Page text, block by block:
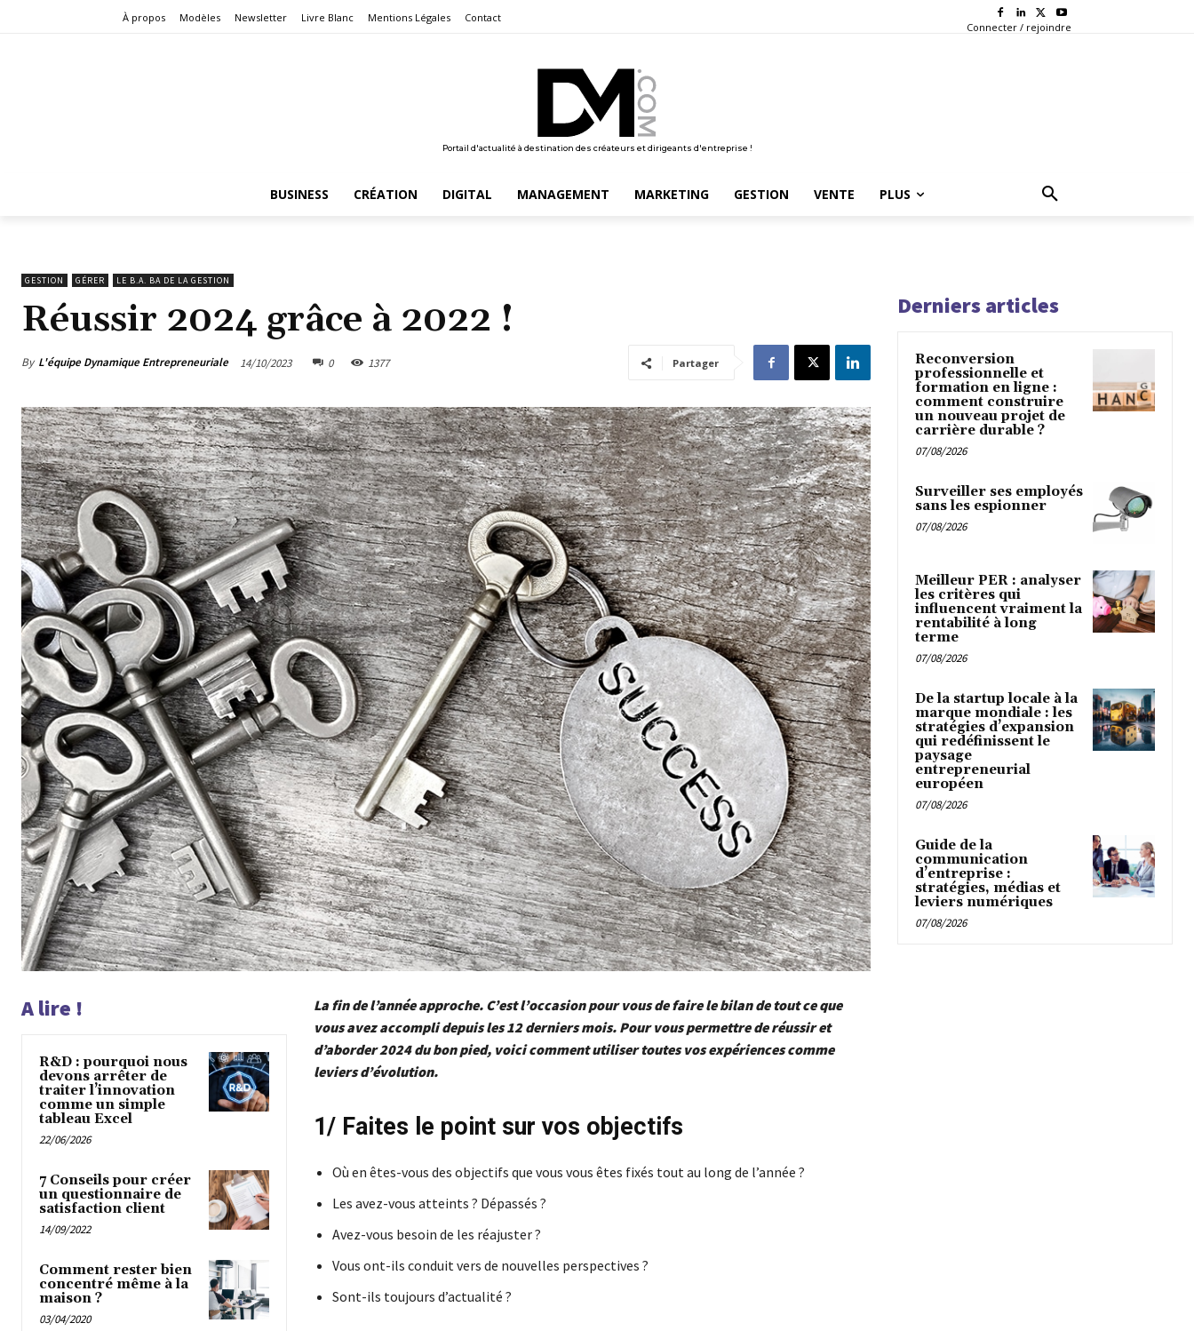
À propos Modèles Newsletter Livre Blanc Mentions Légales Contact
Connecter / rejoindre
Portail d'actualité à destination des créateurs et dirigeants d'entreprise !
BUSINESS CRÉATION DIGITAL MANAGEMENT MARKETING GESTION VENTE PLUS
GESTION GÉRER LE B.A. BA DE LA GESTION
Réussir 2024 grâce à 2022 !
By L'équipe Dynamique Entrepreneuriale 14/10/2023 0 1377 Partager
A lire !
R&D : pourquoi nous
devons arrêter de
traiter l’innovation
comme un simple
tableau Excel
22/06/2026
7 Conseils pour créer
un questionnaire de
satisfaction client
14/09/2022
Comment rester bien
concentré même à la
maison ?
03/04/2020
La fin de l’année approche. C’est l’occasion pour vous de faire le bilan de tout ce que
vous avez accompli depuis les 12 derniers mois. Pour vous permettre de réussir et
d’aborder 2024 du bon pied, voici comment utiliser toutes vos expériences comme
leviers d’évolution.
1/ Faites le point sur vos objectifs
Où en êtes-vous des objectifs que vous vous êtes fixés tout au long de l’année ?
Les avez-vous atteints ? Dépassés ?
Avez-vous besoin de les réajuster ?
Vous ont-ils conduit vers de nouvelles perspectives ?
Sont-ils toujours d’actualité ?
Derniers articles
Reconversion
professionnelle et
formation en ligne :
comment construire
un nouveau projet de
carrière durable ?
07/08/2026
Surveiller ses employés
sans les espionner
07/08/2026
Meilleur PER : analyser
les critères qui
influencent vraiment la
rentabilité à long
terme
07/08/2026
De la startup locale à la
marque mondiale : les
stratégies d’expansion
qui redéfinissent le
paysage
entrepreneurial
européen
07/08/2026
Guide de la
communication
d’entreprise :
stratégies, médias et
leviers numériques
07/08/2026